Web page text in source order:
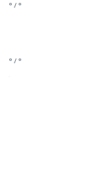
° / °
° / °